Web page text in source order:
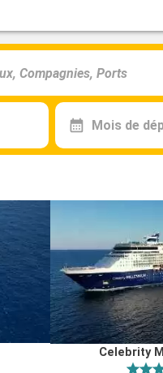
Mois de
Celebrity